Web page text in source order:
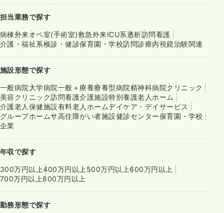
担当業務で探す
病棟外来オペ室(手術室)救急外来ICU系透析訪問看護
介護・福祉系検診・健診保育園・学校訪問診療内視鏡治験関連
施設形態で探す
一般病院大学病院一般＋療養療養型病院精神科病院クリニック
美容クリニック訪問看護介護施設特別養護老人ホーム
介護老人保健施設有料老人ホームデイケア・デイサービス
グループホームサ高住障がい者施設健診センター保育園・学校
企業
年収で探す
300万円以上400万円以上500万円以上600万円以上
700万円以上800万円以上
勤務形態で探す